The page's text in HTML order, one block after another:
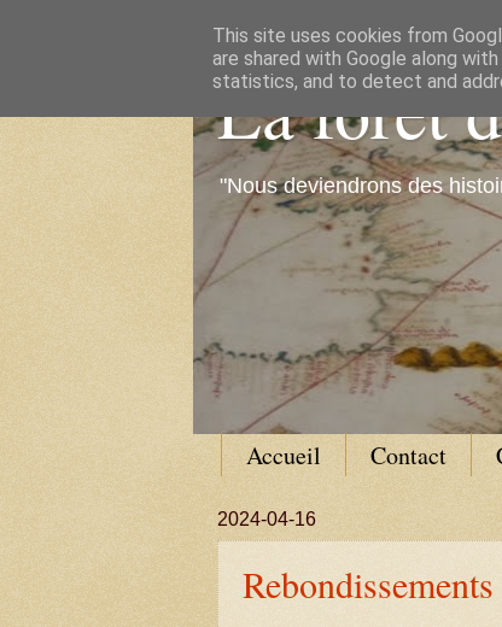
La forêt
"Nous deviendrons des
Accueil Contact
2024-04-16
Rebondissements
This site uses cookies from
are shared with Google along
statistics, and to detect and